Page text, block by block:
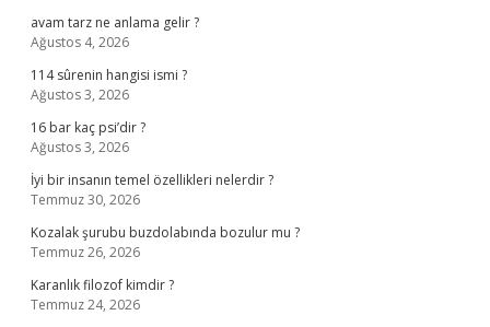
avam tarz ne anlama gelir ?
Ağustos 4, 2026
114 sûrenin hangisi ismi ?
Ağustos 3, 2026
16 bar kaç psi’dir ?
Ağustos 3, 2026
İyi bir insanın temel özellikleri nelerdir ?
Temmuz 30, 2026
Kozalak şurubu buzdolabında bozulur mu ?
Temmuz 26, 2026
Karanlık filozof kimdir ?
Temmuz 24, 2026